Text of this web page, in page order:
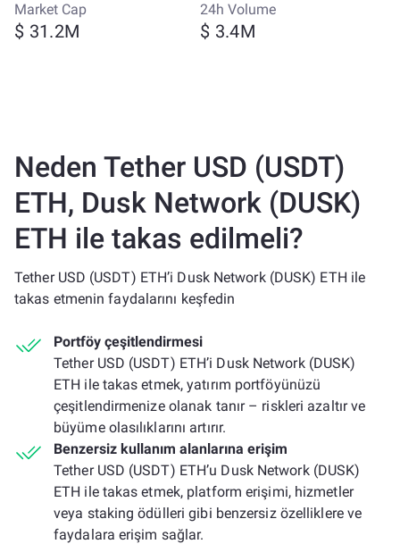
Market Cap
$ 31.2M
24h Volume
$ 3.4M
Neden Tether USD (USDT)
ETH, Dusk Network (DUSK)
ETH ile takas edilmeli?
Tether USD (USDT) ETH’i Dusk Network (DUSK) ETH ile
takas etmenin faydalarını keşfedin
Portföy çeşitlendirmesi
Tether USD (USDT) ETH’i Dusk Network (DUSK)
ETH ile takas etmek, yatırım portföyünüzü
çeşitlendirmenize olanak tanır – riskleri azaltır ve
büyüme olasılıklarını artırır.
Benzersiz kullanım alanlarına erişim
Tether USD (USDT) ETH’u Dusk Network (DUSK)
ETH ile takas etmek, platform erişimi, hizmetler
veya staking ödülleri gibi benzersiz özelliklere ve
faydalara erişim sağlar.